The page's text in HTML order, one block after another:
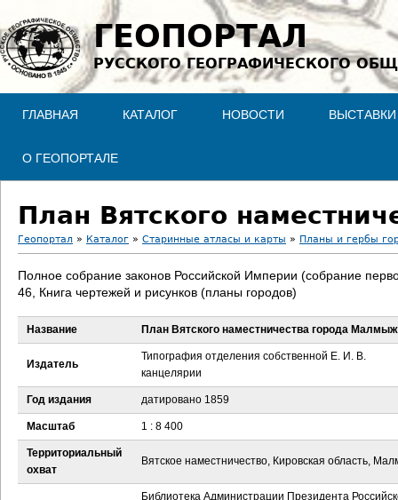
Jump to navigation
ГЕОПОРТАЛ
РУССКОГО ГЕОГРАФИЧЕСКОГО
ГЛАВНАЯ КАТАЛОГ НОВОСТИ ВЫСТАВКИ
О ГЕОПОРТАЛЕ
План Вятского
В
ы
д
е
с
ь
Геопортал » Каталог » Старинные атласы и карты » Планы и гербы
Полное собрание законов Российской Империи (собрание
46, Книга чертежей и рисунков (планы городов)
Название План Вятского наместничества города Малмыж
Издатель
Типография отделения собственной Е. И. В.
канцелярии
Год издания датировано 1859
Масштаб 1 : 8 400
Территориальный
охват
Вятское наместничество, Кировская область,
Библиотека Администрации Президента